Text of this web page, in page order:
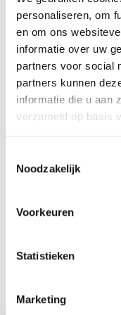
personaliseren, om
en om ons
informatie over uw
partners voor social
partners kunnen
informatie die u aan
verzameld op basis
Noodzakelijk
Voorkeuren
Statistieken
Marketing
Veel mensen geloven
zoals dat
mythes, zodat je